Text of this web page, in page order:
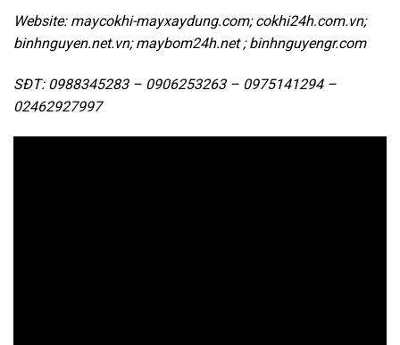
Website: maycokhi-mayxaydung.com; cokhi24h.com.vn;
binhnguyen.net.vn; maybom24h.net ; binhnguyengr.com
SĐT: 0988345283 – 0906253263 – 0975141294 –
02462927997